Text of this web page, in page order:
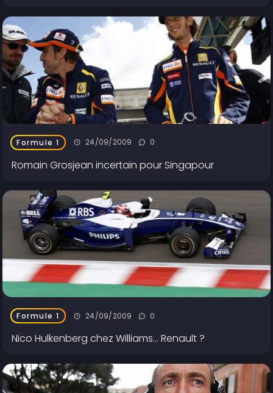
Formule 1 24/09/2009 0
Romain Grosjean incertain pour Singapour
Formule 1 24/09/2009 0
Nico Hulkenberg chez Williams... Renault ?